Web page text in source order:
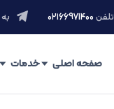
تلفن ۰۲۱66971400 به
صفحه اصلی خدمات